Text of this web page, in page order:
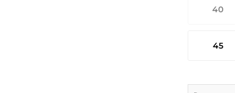
40
45